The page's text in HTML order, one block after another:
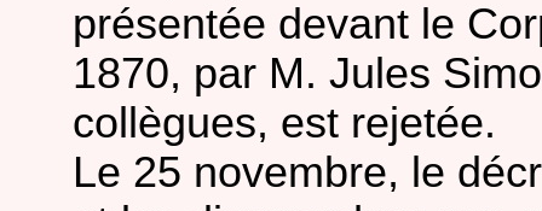
présentée devant le
1870, par M. Jules
collègues, est rejetée.
Le 25 novembre, le